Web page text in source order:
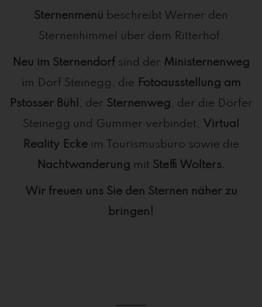
Sternenmenü beschreibt Werner den
Sternenhimmel über dem Ritterhof.
Neu im Sternendorf sind der Ministernenweg
im Dorf Steinegg, die Fotoausstellung am
Pstosser Bühl , der Sternenweg , der die Dörfer
Steinegg und Gummer verbindet, Virtual
Reality Ecke im Tourismusbüro sowie die
Nachtwanderung mit Steffi Wolters.
Wir freuen uns Sie den Sternen näher zu
bringen!